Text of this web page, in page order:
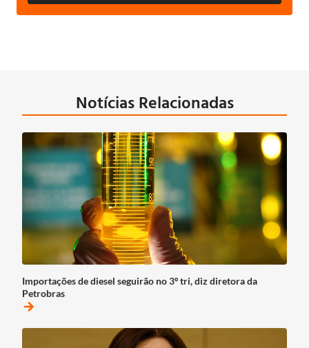
Notícias Relacionadas
Importações de diesel seguirão no 3º tri, diz diretora da
Petrobras
arrow_forward